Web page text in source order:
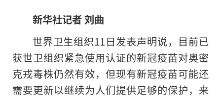
新华社记者 刘曲
世界卫生组织11日发表声明说，目前已
获世卫组织紧急使用认证的新冠疫苗对奥密
克戎毒株仍然有效，但现有新冠疫苗可能还
需要更新以继续为人们提供足够的保护，来